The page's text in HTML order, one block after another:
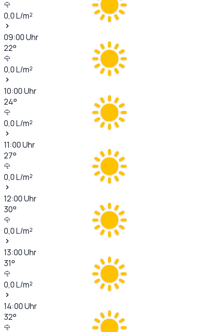
0,0L/m²
09:00Uhr
22°
0,0L/m²
10:00Uhr
24°
0,0L/m²
11:00Uhr
27°
0,0L/m²
12:00Uhr
30°
0,0L/m²
13:00Uhr
31°
0,0L/m²
14:00Uhr
32°